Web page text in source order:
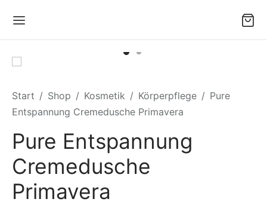
Start / Shop / Kosmetik / Körperpflege / Pure
Entspannung Cremedusche Primavera
Pure Entspannung
Cremedusche
Primavera